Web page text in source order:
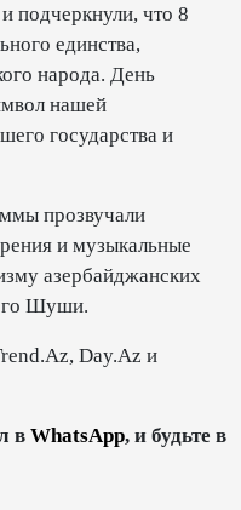
подчеркнули, что 8
единства,
народа. День
нашей
государства и
прозвучали
и музыкальные
азербайджанских
Шуши.
Day.Az и
в WhatsApp, и будьте в